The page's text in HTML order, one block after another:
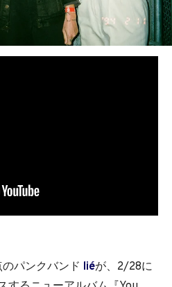
パンクバンド liéが、2/28に